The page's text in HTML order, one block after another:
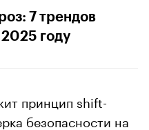
7 трендов
году
принцип shift-
безопасности на